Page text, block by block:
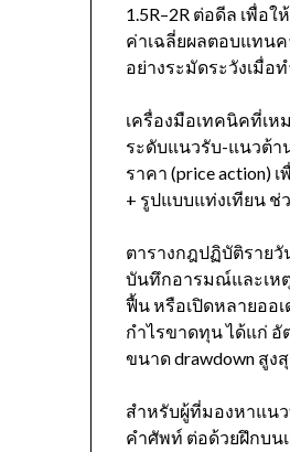
1.5R–2R ต่อดีล เพื่อ
ค่าเฉลี่ยผลตอบแทน
อย่างระมัดระวังเมื่อ
เครื่องมือเทคนิคที่เห
ระดับแนวรับ-แนวต้า
ราคา (price action)
+ รูปแบบแท่งเทียน ช่
ตารางกฎปฏิบัติรายวั
บันทึกอารมณ์และเห
ฟื้น หรือเปิดหลายออ
กำไรขาดทุน ได้แก่ อั
ขนาด drawdown สูง
สำหรับผู้ที่มองหาแน
คำศัพท์ ต่อด้วยฝึกบน